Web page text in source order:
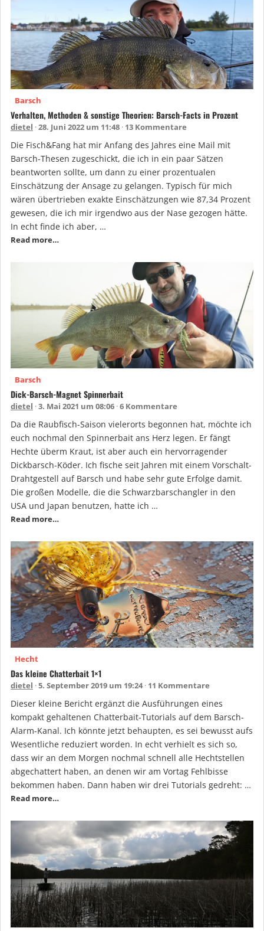
Barsch
Verhalten, Methoden & sonstige Theorien: Barsch-Facts in Prozent
dietel 28. Juni 2022 um 11:48 13 Kommentare
Die Fisch&Fang hat mir Anfang des Jahres eine Mail mit
Barsch-Thesen zugeschickt, die ich in ein paar Sätzen
beantworten sollte, um dann zu einer prozentualen
Einschätzung der Ansage zu gelangen. Typisch für mich
wären übertrieben exakte Einschätzungen wie 87,34 Prozent
gewesen, die ich mir irgendwo aus der Nase gezogen hätte.
In echt finde ich aber, …
Read more…
Barsch
Dick-Barsch-Magnet Spinnerbait
dietel 3. Mai 2021 um 08:06 6 Kommentare
Da die Raubfisch-Saison vielerorts begonnen hat, möchte ich
euch nochmal den Spinnerbait ans Herz legen. Er fängt
Hechte überm Kraut, ist aber auch ein hervorragender
Dickbarsch-Köder. Ich fische seit Jahren mit einem Vorschalt-
Drahtgestell auf Barsch und habe sehr gute Erfolge damit.
Die großen Modelle, die die Schwarzbarschangler in den
USA und Japan benutzen, hatte ich …
Read more…
Hecht
Das kleine Chatterbait 1×1
dietel 5. September 2019 um 19:24 11 Kommentare
Dieser kleine Bericht ergänzt die Ausführungen eines
kompakt gehaltenen Chatterbait-Tutorials auf dem Barsch-
Alarm-Kanal. Ich könnte jetzt behaupten, es sei bewusst aufs
Wesentliche reduziert worden. In echt verhielt es sich so,
dass wir an dem Morgen nochmal schnell alle Hechtstellen
abgechattert haben, an denen wir am Vortag Fehlbisse
bekommen haben. Dann haben wir drei Tutorials gedreht: …
Read more…